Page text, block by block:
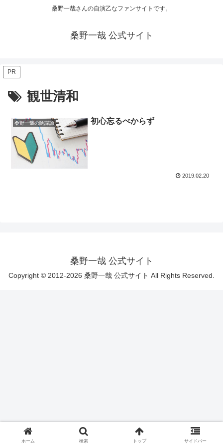
桑野一哉さんの自演乙なファンサイトです。
桑野一哉 公式サイト
PR
観世清和
桑野一哉の陰謀論 初心忘るべからず
2019.02.20
桑野一哉 公式サイト
Copyright © 2012-2026 桑野一哉 公式サイト All Rights Reserved.
ホーム 検索 トップ サイドバー